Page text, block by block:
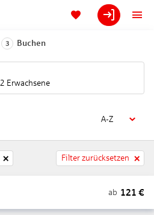
3 Buchen
2 Erwachsene
A-Z
Filter zurücksetzen
ab 121 €